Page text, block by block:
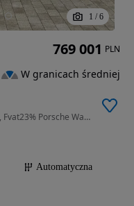
1 / 6
2981 cm3 • 480 KM • Carrera 4 GTS 2023, Fvat23% Porsche Wawer
Automatyczna
769 001 PLN
W granicach średniej